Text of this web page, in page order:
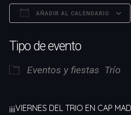
AÑADIR AL CALENDARIO
Tipo de evento
Eventos y fiestas Trío
¡¡¡¡VIERNES DEL TRIO EN CAP